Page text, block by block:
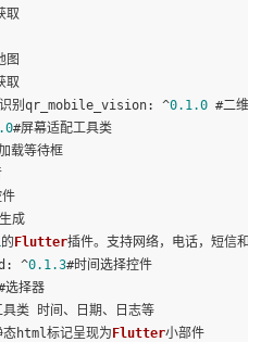
取
图
取
别 qr_mobile_vision: ^0.1.0 #二维
.0#屏幕适配工具类
载等待框
成
的 Flutter插件。支持网络，电话，短信和
: ^0.1.3#时间选择控件
选择器
具类 时间、日期、日志等
态html标记呈现为 Flutter小部件